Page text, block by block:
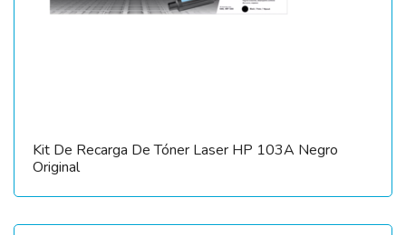
Kit De Recarga De Tóner Laser HP 103A Negro
Original